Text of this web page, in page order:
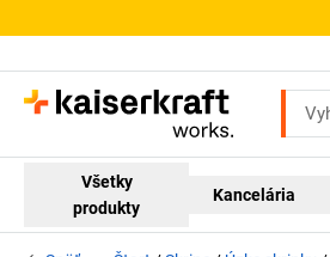
Všetky
produkty
Kancelária